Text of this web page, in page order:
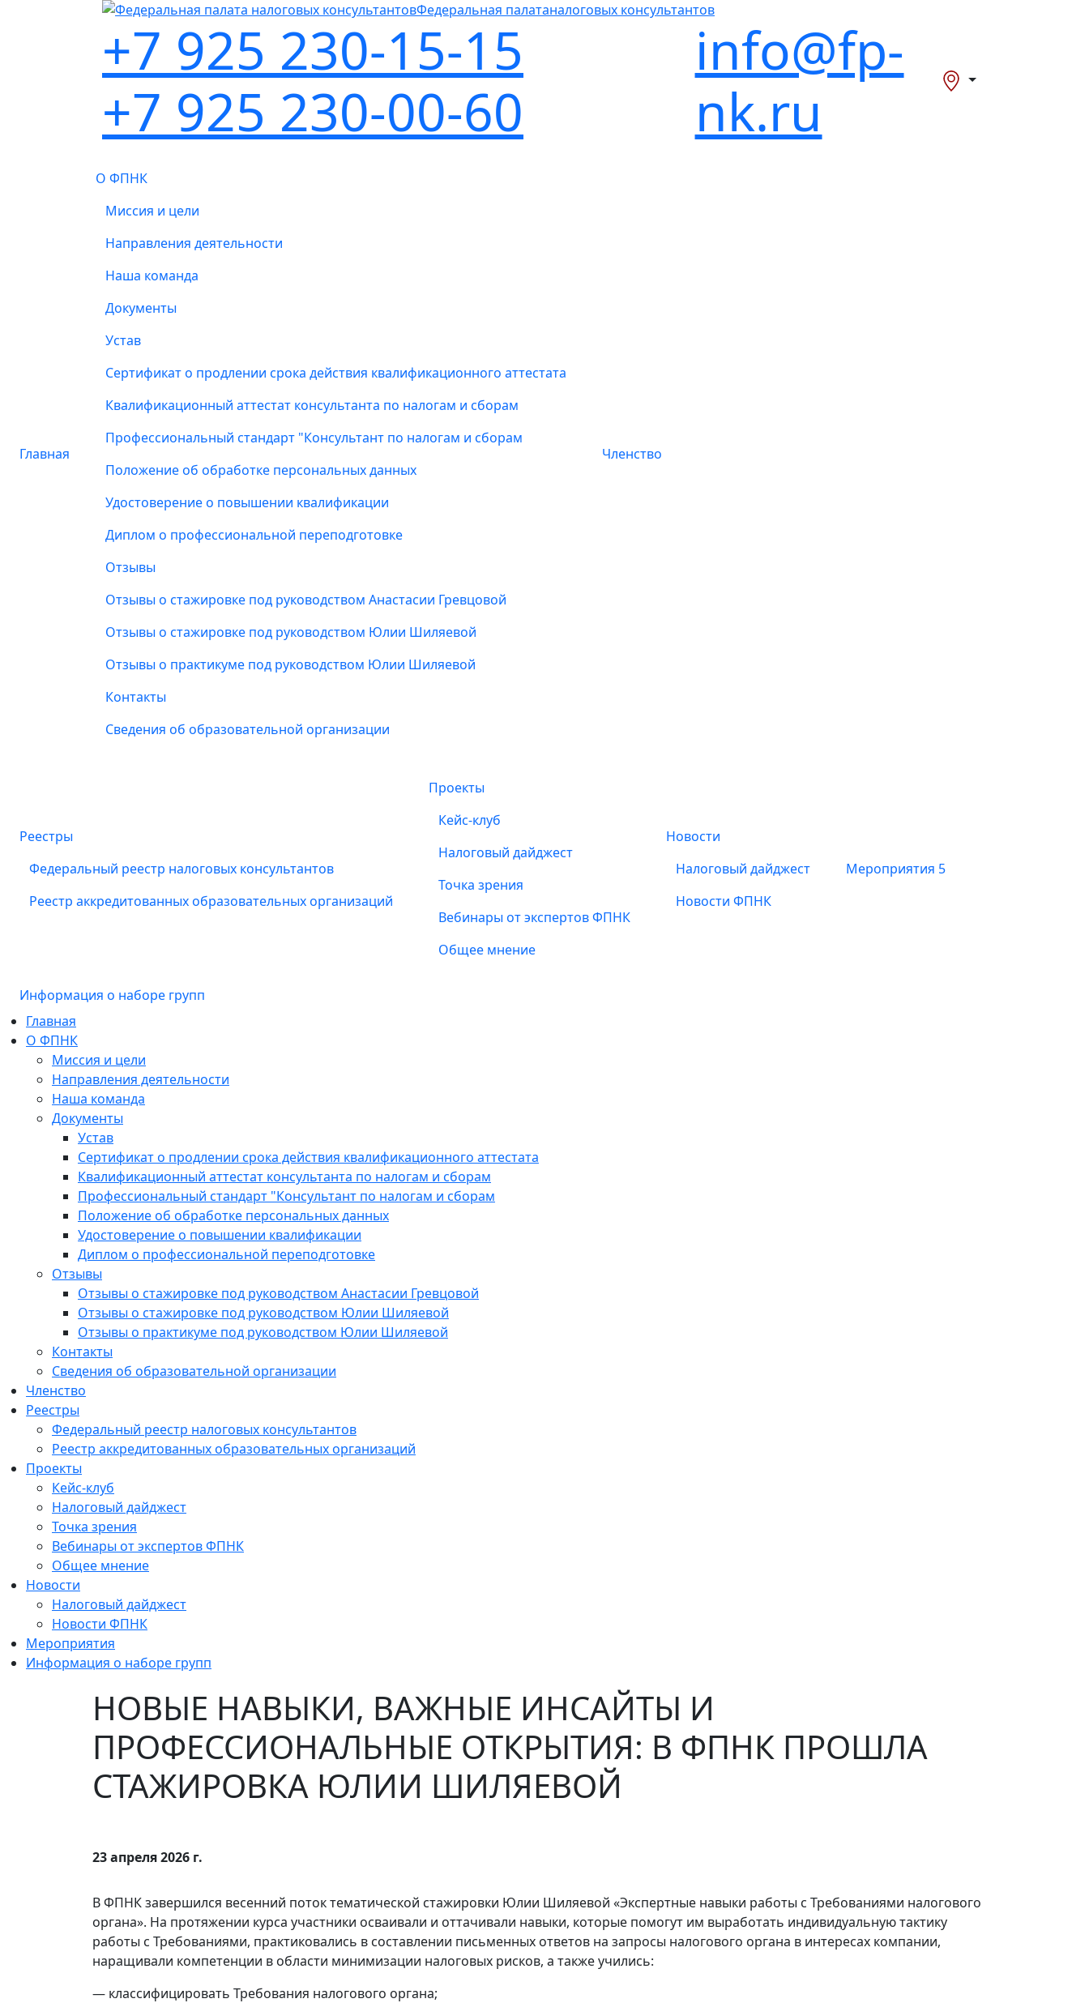
Федеральная палатаналоговых консультантов
+7 925 230-15-15
+7 925 230-00-60
info@fp-
nk.ru
Главная
О ФПНК
Миссия и цели
Направления деятельности
Наша команда
Документы
Устав
Сертификат о продлении срока действия квалификационного аттестата
Квалификационный аттестат консультанта по налогам и сборам
Профессиональный стандарт "Консультант по налогам и сборам
Положение об обработке персональных данных
Удостоверение о повышении квалификации
Диплом о профессиональной переподготовке
Отзывы
Отзывы о стажировке под руководством Анастасии Гревцовой
Отзывы о стажировке под руководством Юлии Шиляевой
Отзывы о практикуме под руководством Юлии Шиляевой
Контакты
Сведения об образовательной организации
Членство
Реестры
Федеральный реестр налоговых консультантов
Реестр аккредитованных образовательных организаций
Проекты
Кейс-клуб
Налоговый дайджест
Точка зрения
Вебинары от экспертов ФПНК
Общее мнение
Новости
Налоговый дайджест
Новости ФПНК
Мероприятия 5
Информация о наборе групп
Главная
О ФПНК
Миссия и цели
Направления деятельности
Наша команда
Документы
Устав
Сертификат о продлении срока действия квалификационного аттестата
Квалификационный аттестат консультанта по налогам и сборам
Профессиональный стандарт "Консультант по налогам и сборам
Положение об обработке персональных данных
Удостоверение о повышении квалификации
Диплом о профессиональной переподготовке
Отзывы
Отзывы о стажировке под руководством Анастасии Гревцовой
Отзывы о стажировке под руководством Юлии Шиляевой
Отзывы о практикуме под руководством Юлии Шиляевой
Контакты
Сведения об образовательной организации
Членство
Реестры
Федеральный реестр налоговых консультантов
Реестр аккредитованных образовательных организаций
Проекты
Кейс-клуб
Налоговый дайджест
Точка зрения
Вебинары от экспертов ФПНК
Общее мнение
Новости
Налоговый дайджест
Новости ФПНК
Мероприятия
Информация о наборе групп
НОВЫЕ НАВЫКИ, ВАЖНЫЕ ИНСАЙТЫ И
ПРОФЕССИОНАЛЬНЫЕ ОТКРЫТИЯ: В ФПНК ПРОШЛА
СТАЖИРОВКА ЮЛИИ ШИЛЯЕВОЙ
23 апреля 2026 г.
В ФПНК завершился весенний поток тематической стажировки Юлии Шиляевой «Экспертные навыки работы с Требованиями налогового
органа». На протяжении курса участники осваивали и оттачивали навыки, которые помогут им выработать индивидуальную тактику
работы с Требованиями, практиковались в составлении письменных ответов на запросы налогового органа в интересах компании,
наращивали компетенции в области минимизации налоговых рисков, а также учились:
— классифицировать Требования налогового органа;